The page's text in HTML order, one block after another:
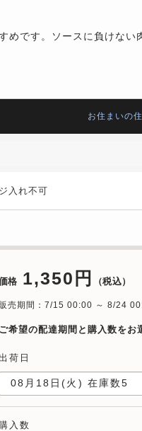
めです。ソースに負けない
お住まいの
入れ不可
格 1,350円 （税込）
売期間：7/15 00:00 ～ 8/24
ご希望の配達期間と購入数をお
荷日
購入数